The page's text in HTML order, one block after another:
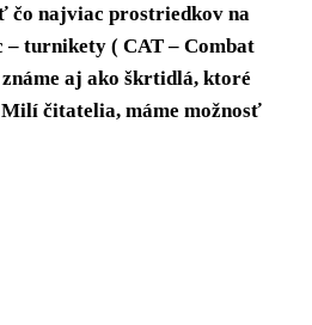
čo najviac prostriedkov na
– turnikety ( CAT – Combat
aj ako škrtidlá, ktoré
Milí čitatelia, máme možnosť